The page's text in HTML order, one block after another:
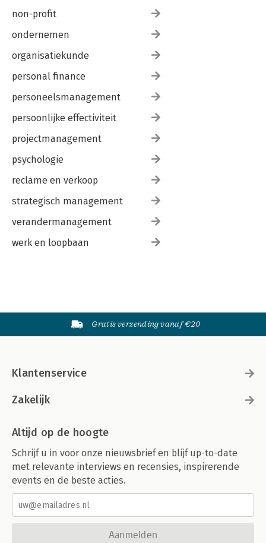
non-profit
ondernemen
organisatiekunde
personal finance
personeelsmanagement
persoonlijke effectiviteit
projectmanagement
psychologie
reclame en verkoop
strategisch management
verandermanagement
werk en loopbaan
Gratis verzending vanaf €20
Klantenservice
Zakelijk
Altijd op de hoogte
Schrijf u in voor onze nieuwsbrief en blijf up-to-date
met relevante interviews en recensies, inspirerende
events en de beste acties.
Aanmelden